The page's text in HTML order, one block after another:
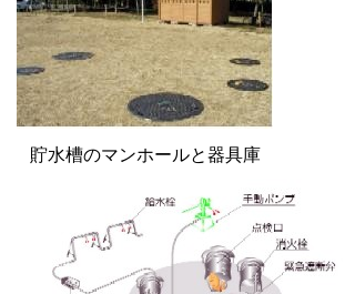
貯水槽のマンホールと器具庫